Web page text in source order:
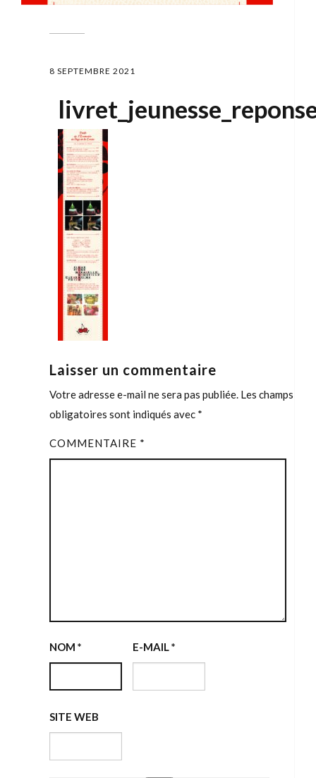
8 SEPTEMBRE 2021
Laisser un commentaire
Votre adresse e-mail ne sera pas publiée. Les champs
obligatoires sont indiqués avec *
COMMENTAIRE *
NOM * E-MAIL*
SITE WEB